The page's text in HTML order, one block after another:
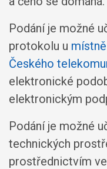
Podání je možné
protokolu u
Českého
elektronické
elektronickým
Podání je možné
technických
prostřednictvím